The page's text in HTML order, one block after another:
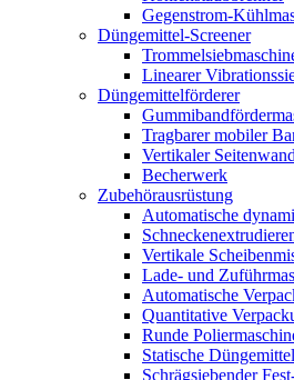
Gegenstrom-
Düngemittel-Screener
Linearer
Düngemittelförderer
Tragbarer mobiler
Vertikaler
Becherwerk
Zubehörausrüstung
Automatische
Vertikale
Lade- und
Automatische
Quantitative
Runde
Statische
Schrägsiebender